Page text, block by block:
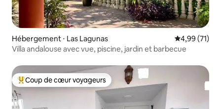
Hébergement ⋅ Las Lagunas Évaluation
4,99 (71)
Villa andalouse avec vue, piscine, jardin et barbecue
Coups de cœur voyageurs les plus appréciés
Coup de cœur voyageurs